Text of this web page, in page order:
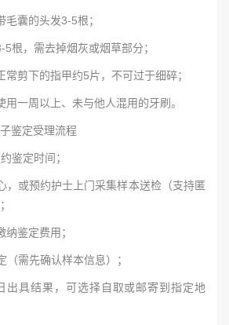
囊的头发3-5根；
，需去掉烟灰或烟草部分；
剪下的指甲约5片，不可过于细碎；
一周以上、未与他人混用的牙刷。
鉴定受理流程
定时间；
或预约护士上门采集样本送检（支持匿
鉴定费用；
需先确认样本信息）；
具结果，可选择自取或邮寄到指定地